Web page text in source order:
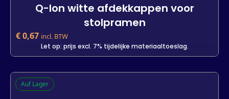
Q-lon witte afdekkappen voor
stolpramen
€0,67 incl. BTW
Let op: prijs excl. 7% tijdelijke materiaaltoeslag.
Q-lon witte afdekkappen voor
Auf Lager